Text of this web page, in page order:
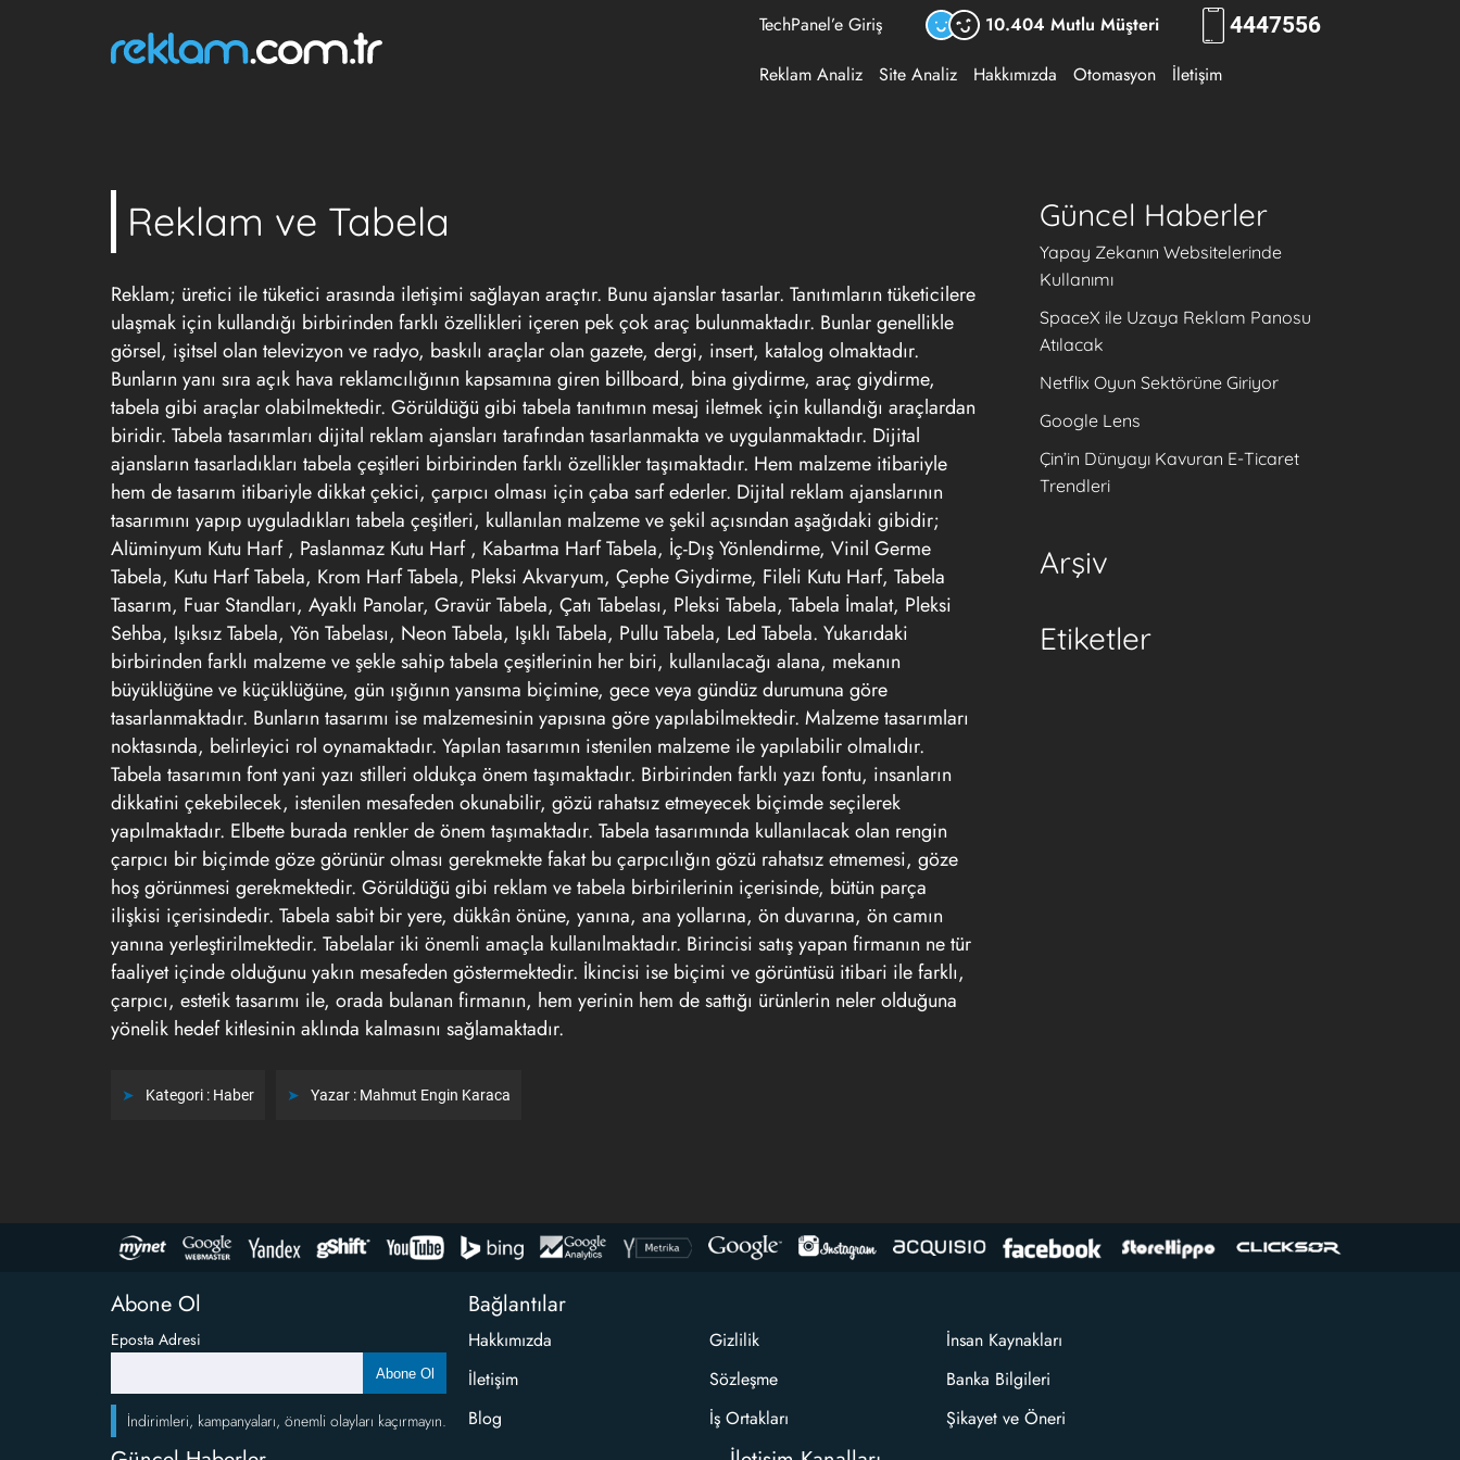
TechPanel’e Giriş 10.404 Mutlu Müşteri 444RKLM
Reklam Analiz Site Analiz Hakkımızda Otomasyon İletişim
Reklam ve Tabela
Reklam; üretici ile tüketici arasında iletişimi sağlayan araçtır. Bunu ajanslar tasarlar. Tanıtımların tüketicilere
ulaşmak için kullandığı birbirinden farklı özellikleri içeren pek çok araç bulunmaktadır. Bunlar genellikle
görsel, işitsel olan televizyon ve radyo, baskılı araçlar olan gazete, dergi, insert, katalog olmaktadır.
Bunların yanı sıra açık hava reklamcılığının kapsamına giren billboard, bina giydirme, araç giydirme,
tabela gibi araçlar olabilmektedir. Görüldüğü gibi tabela tanıtımın mesaj iletmek için kullandığı araçlardan
biridir. Tabela tasarımları dijital reklam ajansları tarafından tasarlanmakta ve uygulanmaktadır. Dijital
ajansların tasarladıkları tabela çeşitleri birbirinden farklı özellikler taşımaktadır. Hem malzeme itibariyle
hem de tasarım itibariyle dikkat çekici, çarpıcı olması için çaba sarf ederler. Dijital reklam ajanslarının
tasarımını yapıp uyguladıkları tabela çeşitleri, kullanılan malzeme ve şekil açısından aşağıdaki gibidir;
Alüminyum Kutu Harf , Paslanmaz Kutu Harf , Kabartma Harf Tabela, İç-Dış Yönlendirme, Vinil Germe
Tabela, Kutu Harf Tabela, Krom Harf Tabela, Pleksi Akvaryum, Çephe Giydirme, Fileli Kutu Harf, Tabela
Tasarım, Fuar Standları, Ayaklı Panolar, Gravür Tabela, Çatı Tabelası, Pleksi Tabela, Tabela İmalat, Pleksi
Sehba, Işıksız Tabela, Yön Tabelası, Neon Tabela, Işıklı Tabela, Pullu Tabela, Led Tabela. Yukarıdaki
birbirinden farklı malzeme ve şekle sahip tabela çeşitlerinin her biri, kullanılacağı alana, mekanın
büyüklüğüne ve küçüklüğüne, gün ışığının yansıma biçimine, gece veya gündüz durumuna göre
tasarlanmaktadır. Bunların tasarımı ise malzemesinin yapısına göre yapılabilmektedir. Malzeme tasarımları
noktasında, belirleyici rol oynamaktadır. Yapılan tasarımın istenilen malzeme ile yapılabilir olmalıdır.
Tabela tasarımın font yani yazı stilleri oldukça önem taşımaktadır. Birbirinden farklı yazı fontu, insanların
dikkatini çekebilecek, istenilen mesafeden okunabilir, gözü rahatsız etmeyecek biçimde seçilerek
yapılmaktadır. Elbette burada renkler de önem taşımaktadır. Tabela tasarımında kullanılacak olan rengin
çarpıcı bir biçimde göze görünür olması gerekmekte fakat bu çarpıcılığın gözü rahatsız etmemesi, göze
hoş görünmesi gerekmektedir. Görüldüğü gibi reklam ve tabela birbirilerinin içerisinde, bütün parça
ilişkisi içerisindedir. Tabela sabit bir yere, dükkân önüne, yanına, ana yollarına, ön duvarına, ön camın
yanına yerleştirilmektedir. Tabelalar iki önemli amaçla kullanılmaktadır. Birincisi satış yapan firmanın ne tür
faaliyet içinde olduğunu yakın mesafeden göstermektedir. İkincisi ise biçimi ve görüntüsü itibari ile farklı,
çarpıcı, estetik tasarımı ile, orada bulanan firmanın, hem yerinin hem de sattığı ürünlerin neler olduğuna
yönelik hedef kitlesinin aklında kalmasını sağlamaktadır.
Kategori : Haber Yazar : Mahmut Engin Karaca
Güncel Haberler
Yapay Zekanın Websitelerinde
Kullanımı
SpaceX ile Uzaya Reklam Panosu
Atılacak
Netflix Oyun Sektörüne Giriyor
Google Lens
Çin’in Dünyayı Kavuran E-Ticaret
Trendleri
Arşiv
Etiketler
Abone Ol
Eposta Adresi
Abone Ol
İndirimleri, kampanyaları, önemli olayları kaçırmayın.
Bağlantılar
Hakkımızda
İletişim
Blog
Gizlilik
Sözleşme
İş Ortakları
İnsan Kaynakları
Banka Bilgileri
Şikayet ve Öneri